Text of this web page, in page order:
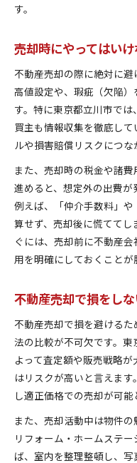
す。
売却時にやってはい
不動産売却の際に絶対に
高値設定や、瑕疵（欠陥
す。特に東京都立川市で
買主も情報収集を徹底し
ルや損害賠償リスクにつな
また、売却時の税金や諸
進めると、想定外の出費が
例えば、「仲介手数料」
算せず、売却後に慌てて
ぐには、売却前に不動産
用を明確にしておくことが
不動産売却で損をし
不動産売却で損を避ける
法の比較が不可欠です。
よって査定額や販売戦略
はリスクが高いと言えま
し適正価格での売却が可能
また、売却活動中は物件
リフォーム・ホームステ
ば、室内を整理整頓し、写